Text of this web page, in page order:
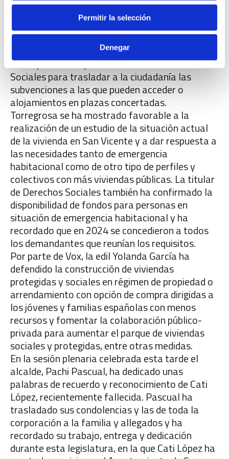
Permitir la selección
Denegar
municipio y más inversión y ayudas, propuesta
rechazada por PP y Vox. La concejal Mariela
Torregrosa ha argumentado que las funciones de
esta oficina de información y asesoramiento se
están prestando ya desde el área de Derechos
Sociales para trasladar a la ciudadanía las
subvenciones a las que pueden acceder o
alojamientos en plazas concertadas.
Torregrosa se ha mostrado favorable a la
realización de un estudio de la situación actual
de la vivienda en San Vicente y a dar respuesta a
las necesidades tanto de emergencia
habitacional como de otro tipo de perfiles y
colectivos con más viviendas públicas. La titular
de Derechos Sociales también ha confirmado la
disponibilidad de fondos para personas en
situación de emergencia habitacional y ha
recordado que en 2024 se concedieron a todos
los demandantes que reunían los requisitos.
Por parte de Vox, la edil Yolanda García ha
defendido la construcción de viviendas
protegidas y sociales en régimen de propiedad o
arrendamiento con opción de compra dirigidas a
los jóvenes y familias españolas con menos
recursos y fomentar la colaboración público-
privada para aumentar el parque de viviendas
sociales y protegidas, entre otras medidas.
En la sesión plenaria celebrada esta tarde el
alcalde, Pachi Pascual, ha dedicado unas
palabras de recuerdo y reconocimiento de Cati
López, recientemente fallecida. Pascual ha
trasladado sus condolencias y las de toda la
corporación a la familia y allegados y ha
recordado su trabajo, entrega y dedicación
durante esta legislatura, en la que Cati López ha